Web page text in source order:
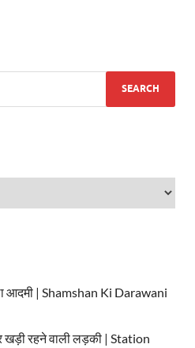
आदमी | Shamshan Ki Darawani
खड़ी रहने वाली लड़की | Station